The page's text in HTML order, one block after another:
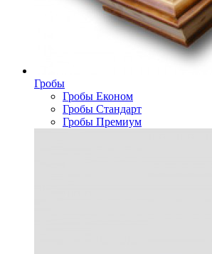
Гробы
Гробы Економ
Гробы Стандарт
Гробы Премиум